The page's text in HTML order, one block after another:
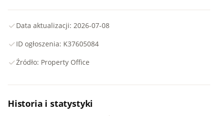
Data aktualizacji: 2026-07-08
ID ogłoszenia: K37605084
Źródło: Property Office
Historia i statystyki